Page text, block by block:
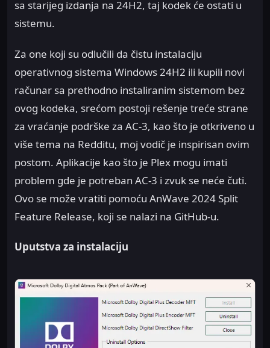
sa starijeg izdanja na 24H2, taj kodek će ostati u
sistemu.
Za one koji su odlučili da čistu instalaciju
operativnog sistema Windows 24H2 ili kupili novi
računar sa prethodno instaliranim sistemom bez
ovog kodeka, srećom postoji rešenje treće strane
za vraćanje podrške za AC-3, kao što je otkriveno u
više tema na Redditu, moj vodič je inspirisan ovim
postom. Aplikacije kao što je Plex mogu imati
problem gde je potreban AC-3 i zvuk se neće čuti.
Ovo se može vratiti pomoću AnWave 2024 Split
Feature Release, koji se nalazi na GitHub-u.
Uputstva za instalaciju